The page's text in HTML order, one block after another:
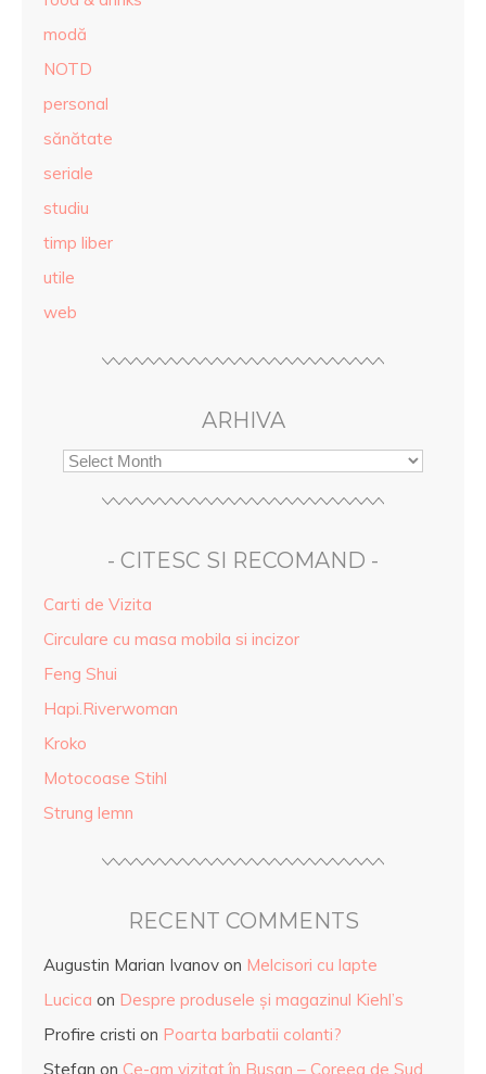
modă
NOTD
personal
sănătate
seriale
studiu
timp liber
utile
web
ARHIVA
- CITESC SI RECOMAND -
Carti de Vizita
Circulare cu masa mobila si incizor
Feng Shui
Hapi.Riverwoman
Kroko
Motocoase Stihl
Strung lemn
RECENT COMMENTS
Augustin Marian Ivanov on Melcisori cu lapte
Lucica on Despre produsele și magazinul Kiehl’s
Profire cristi on Poarta barbatii colanti?
Stefan on Ce-am vizitat în Busan – Coreea de Sud